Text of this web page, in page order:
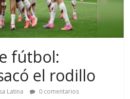
fútbol:
el rodillo
Latina 0 comentarios